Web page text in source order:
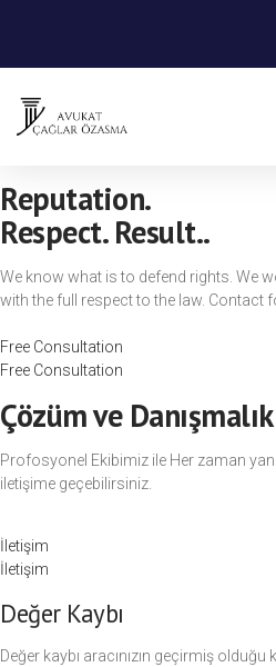
Reputation.
Respect. Result..
We know what is to defend rights. We
with the full respect to the law. Contact
Free Consultation
Free Consultation
Çözüm ve Danışmalık
Profosyonel Ekibimiz ile Her zaman
iletişime geçebilirsiniz.
İletişim
İletişim
Değer Kaybı
Değer kaybı aracınızın geçirmiş